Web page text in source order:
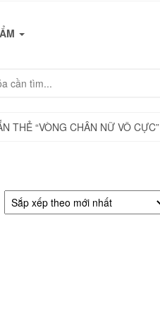
THẺ “VÒNG CHÂN NỮ VÔ CỰC”